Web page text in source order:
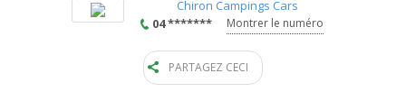
Chiron Campings Cars
04 *******
Montrer le numéro
PARTAGEZ CECI